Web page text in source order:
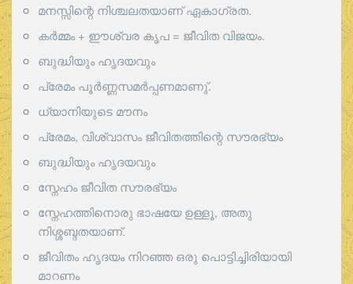
മനസ്സിന്റെ നിശ്ചലതയാണ് ഏകാഗ്രത.
കർമ്മം + ഈശ്വര കൃപ = ജീവിത വിജയം.
ബുദ്ധിയും ഹൃദയവും
പ്രേമം പൂര്‍ണ്ണസമര്‍പ്പണമാണു്.
ധ്യാനിയുടെ മൗനം
പ്രേമം, വിശ്വാസം ജീവിതത്തിന്റെ സൗരഭ്യം
ബുദ്ധിയും ഹൃദയവും
സ്നേഹം ജീവിത സൗരഭ്യം
സ്നേഹത്തിനൊരു ഭാഷയേ ഉള്ളൂ, അതു
നിശ്ശബ്ദതയാണ്.
ജീവിതം ഹൃദയം നിറഞ്ഞ ഒരു പൊട്ടിച്ചിരിയായി
മാറണം